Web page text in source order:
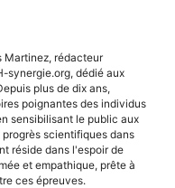
Martinez, rédacteur
synergie.org, dédié aux
plus de dix ans,
poignantes des individus
sensibilisant le public aux
scientifiques dans
réside dans l'espoir de
et empathique, prête à
ces épreuves.